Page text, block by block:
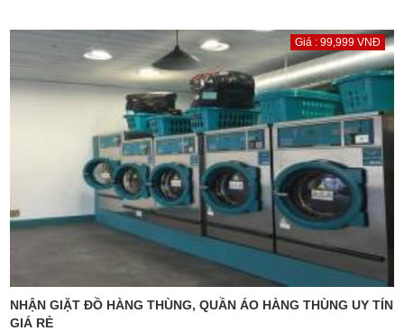
Giá : 99,999 VNĐ
NHẬN GIẶT ĐỒ HÀNG THÙNG, QUẦN ÁO HÀNG THÙNG UY TÍN
GIÁ RẺ